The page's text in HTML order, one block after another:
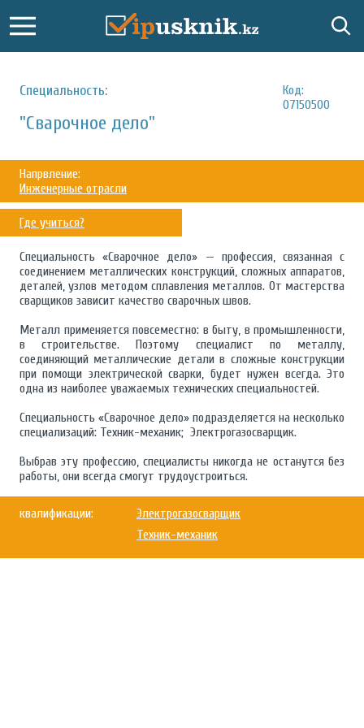
Специальность:
Код:
07150500
"Сварочное дело"
Напрвление:
Инженерные отрасли
Где учиться?
Специальность «Сварочное дело» — профессия, связанная с
соединением металлических конструкций, сложных аппаратов,
деталей, узлов методом сплавления металлов. От мастерства
сварщиков зависит качество сварочных швов.
Металл применяется повсеместно: в быту, в промышленности,
в строительстве. Поэтому специалист по металлу,
соединяющий металлические детали в сложные конструкции
при помощи электрической сварки, будет нужен всегда. Это
одна из наиболее уважаемых технических специальностей.
Специальность «Сварочное дело» подразделяется на несколько
специализаций: Техник-механик; Электрогазосварщик.
Выбрав эту профессию, специалисты никогда не останутся без
работы, они всегда смогут трудоустроиться.
квалификации:
Электрогазосварщик
Техник-механик